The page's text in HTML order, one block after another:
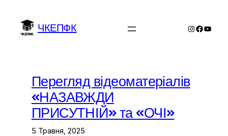
вмісту
ЧКЕПФК Instagram
Перегляд відеоматеріалів
«НАЗАВЖДИ
ПРИСУТНІЙ» та «ОЧІ»
5 Травня, 2025